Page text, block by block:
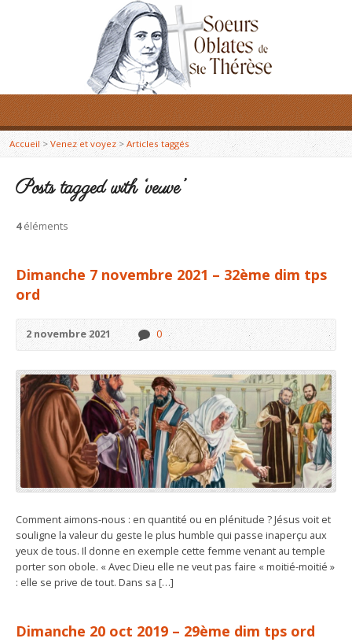
Accueil> Venez et voyez > Articles taggés
Posts tagged with ‘veuve’
4éléments
Dimanche 7 novembre 2021 – 32ème dim tps
ord
2 novembre 2021 0
Comment aimons-nous : en quantité ou en plénitude ? Jésus voit et
souligne la valeur du geste le plus humble qui passe inaperçu aux
yeux de tous. Il donne en exemple cette femme venant au temple
porter son obole. « Avec Dieu elle ne veut pas faire « moitié-moitié »
: elle se prive de tout. Dans sa […]
Dimanche 20 oct 2019 – 29ème dim tps ord